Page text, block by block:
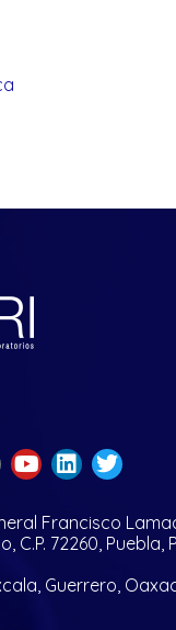
Francisco
C.P. 72260, Puebla,
Guerrero,